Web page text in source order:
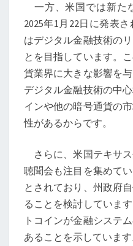
一方、米国では新た
2025年1月22日に発表
はデジタル金融技術の
とを目指しています。
貨業界に大きな影響を
デジタル金融技術の中
インや他の暗号通貨の
性があるからです。
さらに、米国テキサ
聴聞会も注目を集めて
とされており、州政府
ることを検討していま
トコインが金融システ
あることを示しています